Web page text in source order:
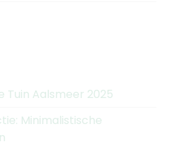
Tuin Aalsmeer 2025
Minimalistische